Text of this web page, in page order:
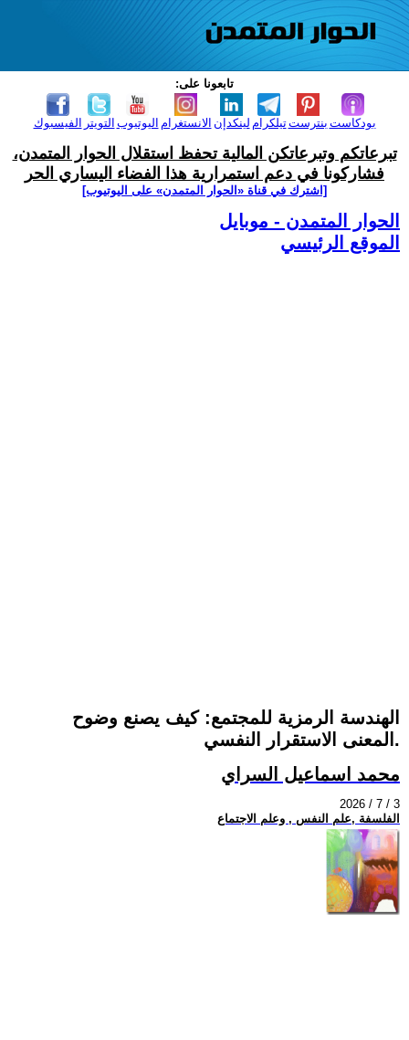
تابعونا على:
الفيسبوك التويتر اليوتيوب الانستغرام لينكدإن تيلكرامبنترست بودكاست
تبرعاتكم وتبرعاتكن المالية تحفظ استقلال الحوار المتمدن،
فشاركونا في دعم استمرارية هذا الفضاء اليساري الحر
[اشترك في قناة ‫«الحوار المتمدن» على اليوتيوب]
الحوار المتمدن - موبايل
الموقع الرئيسي
الهندسة الرمزية للمجتمع: كيف يصنع وضوح
المعنى الاستقرار النفسي.
محمد اسماعيل السراي
2026 / 7 / 3
الفلسفة ,علم النفس , وعلم الاجتماع